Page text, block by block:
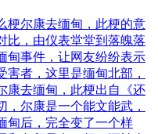
梗尔康去缅甸，此梗的意
比，由仪表堂堂到落魄落
甸事件，让网友纷纷表示
者，这里是缅甸北部，
康去缅甸，此梗出自《还
尔康是一个能文能武，
甸后，完全变了一个样